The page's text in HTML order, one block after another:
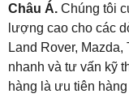
Châu Á. Chúng tôi
lượng cao cho các
Land Rover,
nhanh và tư vấn kỹ
hàng là ưu tiên